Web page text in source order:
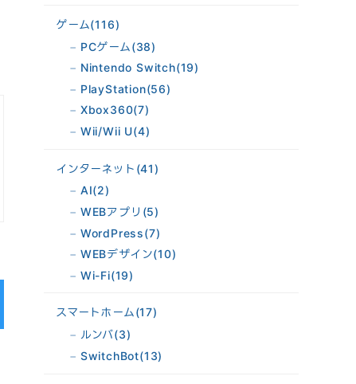
ゲーム(116)
PCゲーム(38)
Nintendo Switch(19)
PlayStation(56)
Xbox360(7)
Wii/Wii U(4)
インターネット (41)
AI(2)
WEBアプリ (5)
WordPress(7)
WEBデザイン(10)
Wi-Fi(19)
スマートホーム(17)
ルンバ(3)
SwitchBot(13)